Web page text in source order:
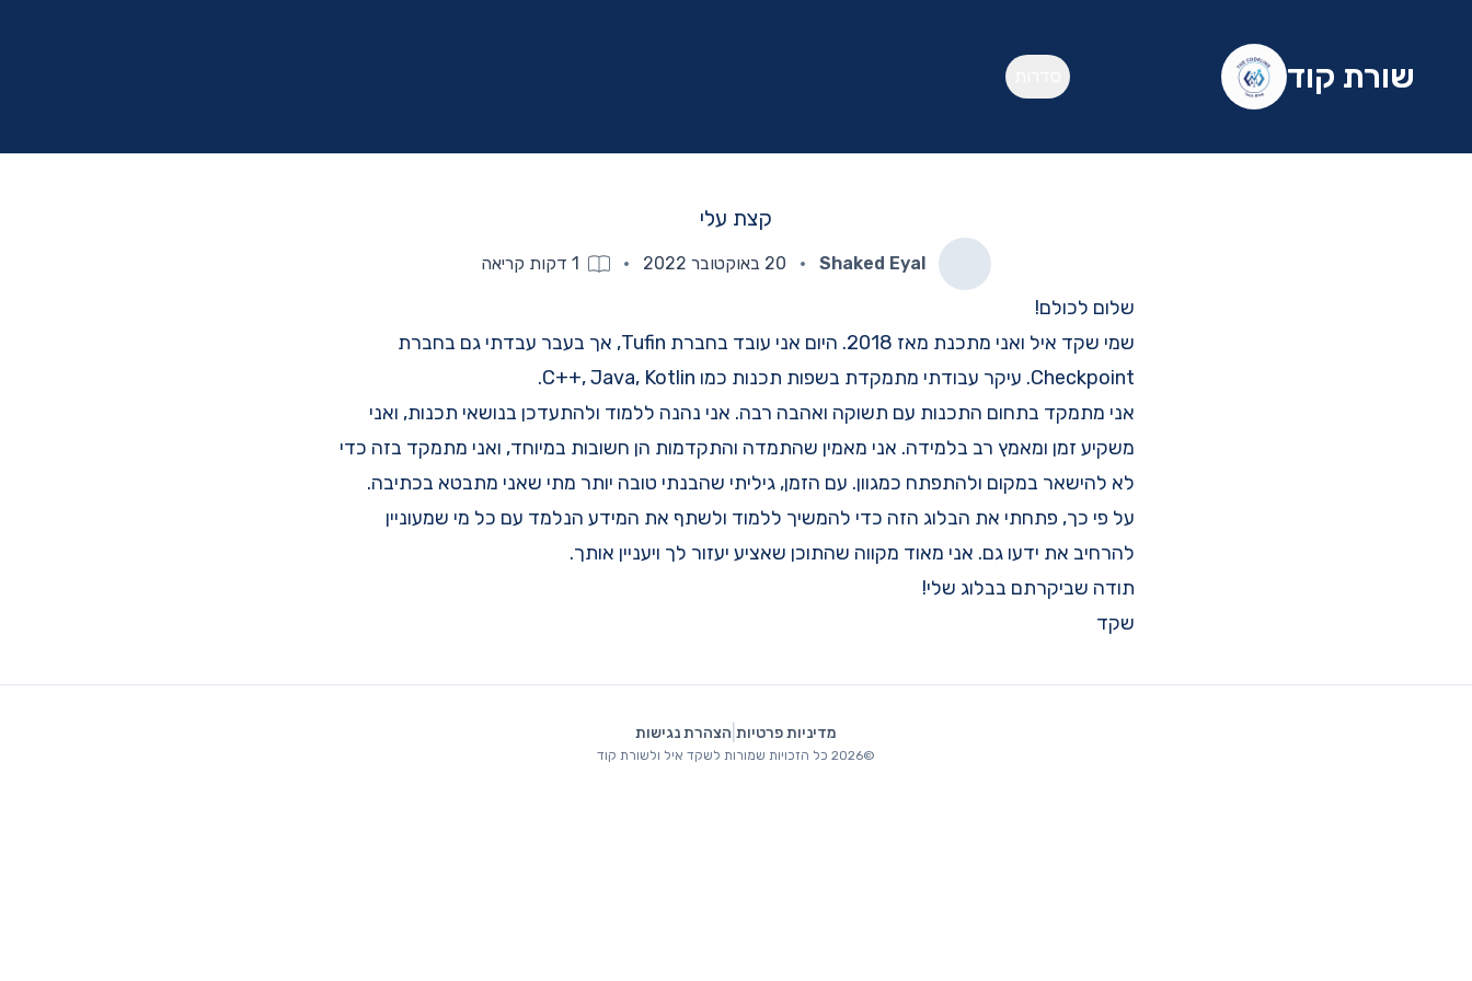
שורת קוד
קצת עלי
Shaked Eyal
· 20 באוקטובר 2022 ·
1 דקות קריאה
שלום לכולם!
שמי שקד איל ואני מתכנת מאז 2018. היום אני עובד בחברת
Tufin, אך בעבר עבדתי גם בחברת
Checkpoint. עיקר עבודתי מתמקדת בשפות תכנות כמו C++, Java, Kotlin.
אני מתמקד בתחום התכנות עם תשוקה ואהבה רבה. אני נהנה ללמוד ולהתעדכן בנושאי תכנות, ואני
משקיע זמן ומאמץ רב בלמידה. אני מאמין שהתמדה והתקדמות הן חשובות במיוחד, ואני מתמקד בזה כדי
לא להישאר במקום ולהתפתח כמגוון. עם הזמן, גיליתי שהבנתי טובה יותר מתי שאני מתבטא בכתיבה.
על פי כך, פתחתי את הבלוג הזה כדי להמשיך ללמוד ולשתף את המידע הנלמד עם כל מי שמעוניין
להרחיב את ידעו גם. אני מאוד מקווה שהתוכן שאציע יעזור לך ויעניין אותך.
תודה שביקרתם בבלוג שלי!
שקד
מדיניות פרטיות הצהרת נגישות
©
2026 כל הזכויות שמורות לשקד איל ולשורת קוד